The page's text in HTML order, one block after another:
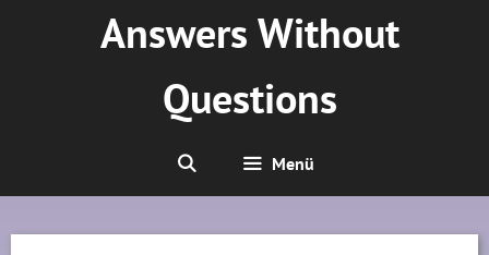
Answers Without
Questions
Menü